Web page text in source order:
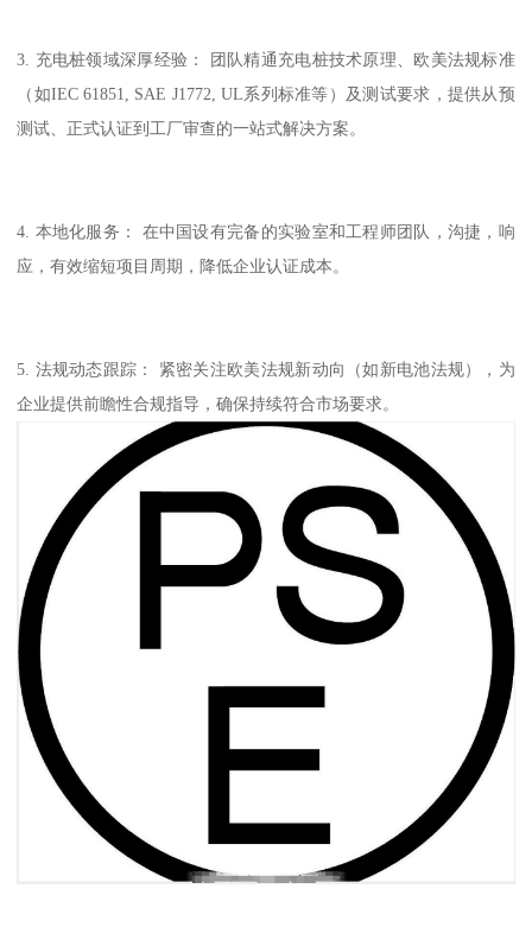
3. 充电桩领域深厚经验： 团队精通充电桩技术原理、欧美法规标准
（如IEC 61851, SAE J1772, UL系列标准等）及测试要求，提供从预
测试、正式认证到工厂审查的一站式解决方案。
4. 本地化服务： 在中国设有完备的实验室和工程师团队，沟捷，响
应，有效缩短项目周期，降低企业认证成本。
5. 法规动态跟踪： 紧密关注欧美法规新动向（如新电池法规），为
企业提供前瞻性合规指导，确保持续符合市场要求。